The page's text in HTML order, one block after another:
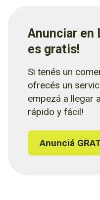
Anunciar en
es gratis!
Si tenés un
ofrecés un
empezá a llegar
rápido y fácil!
Anunciá